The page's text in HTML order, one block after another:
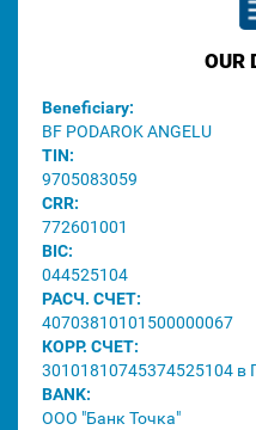
OUR
Beneficiary:
BF PODAROK ANGELU
TIN:
9705083059
CRR:
772601001
BIC:
044525104
РАСЧ. СЧЕТ:
40703810101500000067
КОРР. СЧЕТ:
30101810745374525104 в
BANK:
ООО "Банк Точка"